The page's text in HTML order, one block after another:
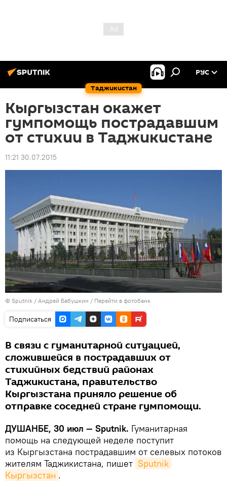
Таджикистан
РУС
Кыргызстан окажет
гумпомощь пострадавшим
от стихии в Таджикистане
11:21 30.07.2015
© Sputnik / Андрей Бабушкин / Перейти в фотобанк
Подписаться
В связи с гуманитарной ситуацией,
сложившейся в пострадавших от
стихийных бедствий районах
Таджикистана, правительство
Кыргызстана приняло решение об
отправке соседней стране гумпомощи.
ДУШАНБЕ, 30 июл — Sputnik. Гуманитарная
помощь на следующей неделе поступит
из Кыргызстана пострадавшим от селевых потоков
жителям Таджикистана, пишет Sputnik
Кыргызстан .